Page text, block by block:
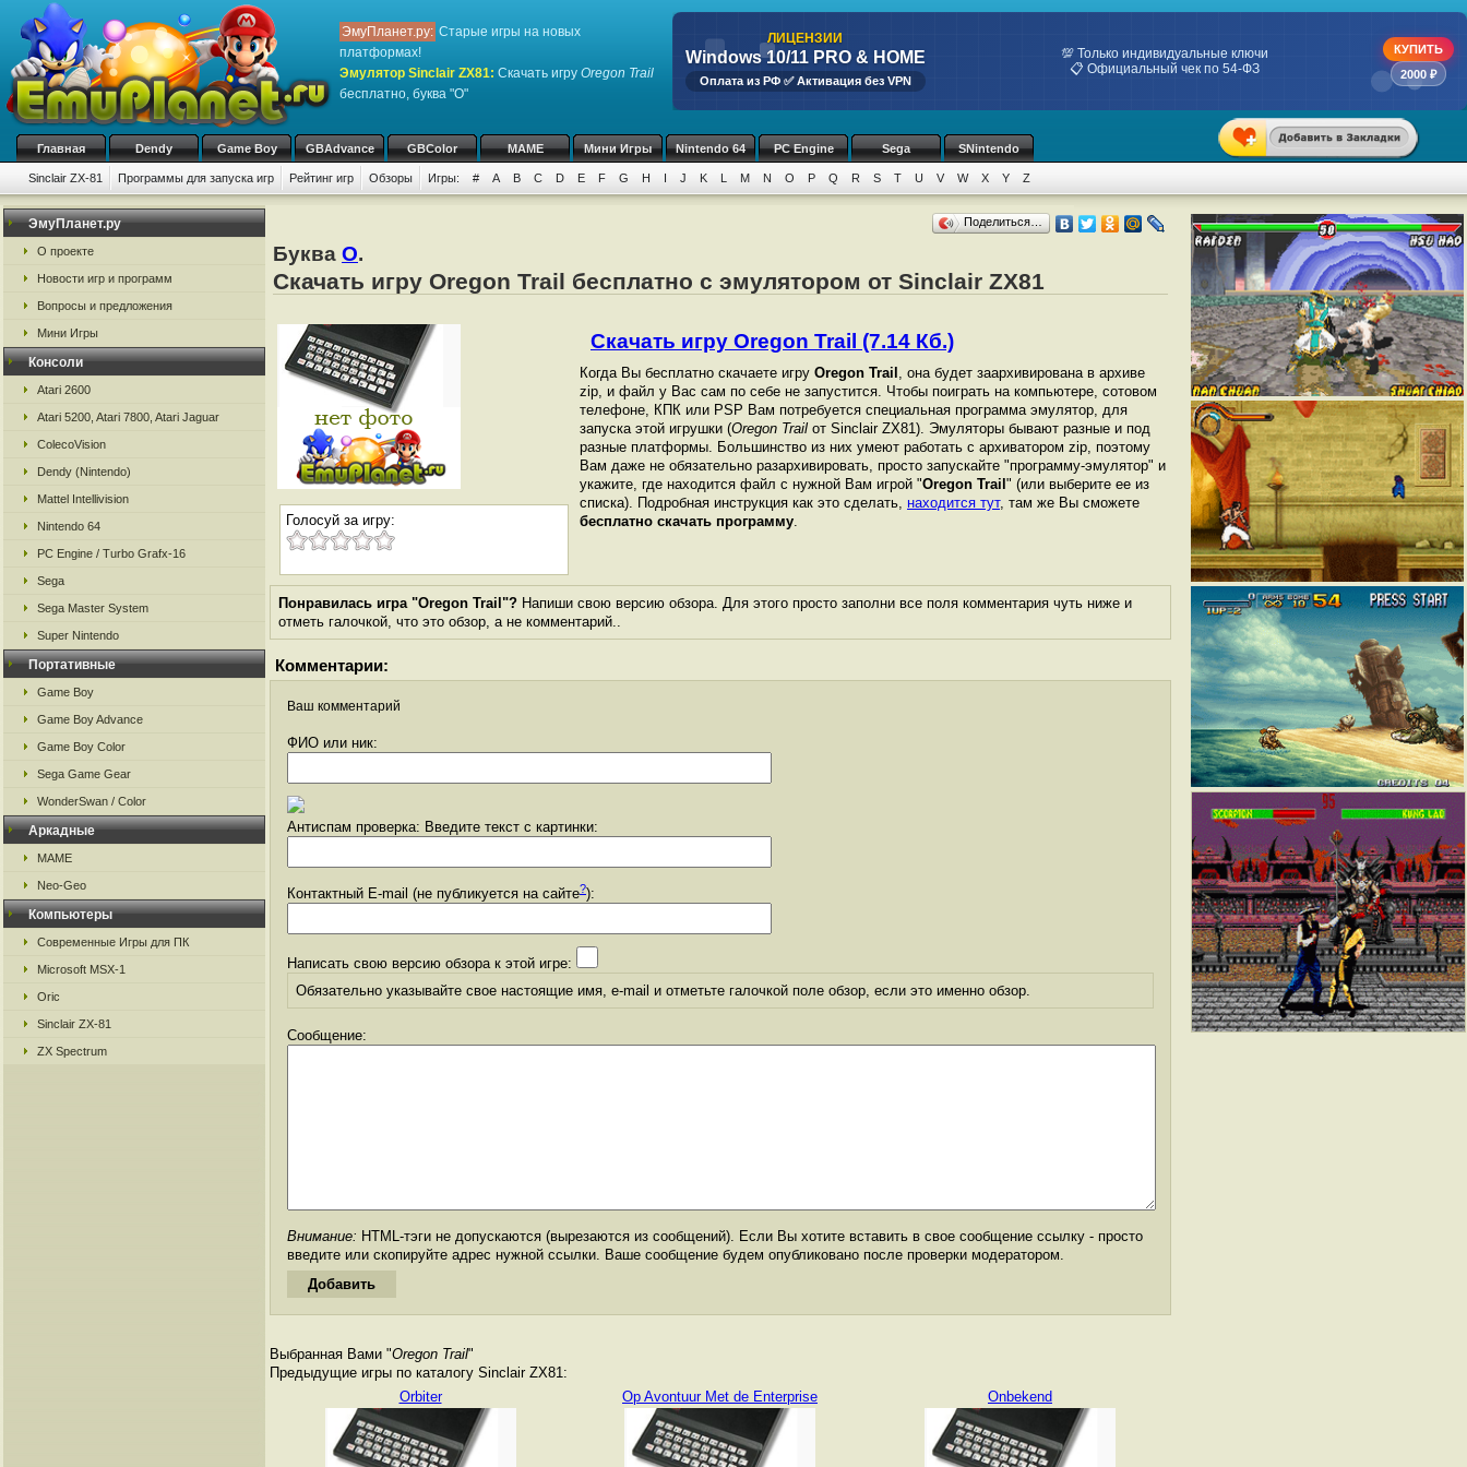
ЭмуПланет.ру: Старые игры на новых
платформах!
Эмулятор Sinclair ZX81: Скачать игру Oregon Trail
бесплатно, буква "O"
ЛИЦЕНЗИИ
Windows 10/11 PRO & HOME
Оплата из РФ ✅ Активация без VPN
💯 Только индивидуальные ключи
📋 Официальный чек по 54-ФЗ
КУПИТЬ
2000 ₽
Главная Dendy Game Boy GBAdvance GBColor MAME Мини Игры Nintendo 64 PC Engine Sega SNintendo
Sinclair ZX-81 Программы для запуска игр Рейтинг игр Обзоры Игры: # A B C D E F G H I J K L M N O P Q R S T U V W X Y Z
ЭмуПланет.ру
О проекте
Новости игр и программ
Вопросы и предложения
Мини Игры
Консоли
Atari 2600
Atari 5200, Atari 7800, Atari Jaguar
ColecoVision
Dendy (Nintendo)
Mattel Intellivision
Nintendo 64
PC Engine / Turbo Grafx-16
Sega
Sega Master System
Super Nintendo
Портативные
Game Boy
Game Boy Advance
Game Boy Color
Sega Game Gear
WonderSwan / Color
Аркадные
MAME
Neo-Geo
Компьютеры
Современные Игры для ПК
Microsoft MSX-1
Oric
Sinclair ZX-81
ZX Spectrum
Поделиться…
Буква O.
Скачать игру Oregon Trail бесплатно с эмулятором от Sinclair ZX81
Голосуй за игру:
Скачать игру Oregon Trail (7.14 Кб.)
Когда Вы бесплатно скачаете игру Oregon Trail , она будет заархивирована в архиве
zip, и файл у Вас сам по себе не запустится. Чтобы поиграть на компьютере, сотовом
телефоне, КПК или PSP Вам потребуется специальная программа эмулятор, для
запуска этой игрушки (Oregon Trail от Sinclair ZX81). Эмуляторы бывают разные и под
разные платформы. Большинство из них умеют работать с архиватором zip, поэтому
Вам даже не обязательно разархивировать, просто запускайте "программу-эмулятор" и
укажите, где находится файл с нужной Вам игрой "Oregon Trail " (или выберите ее из
списка). Подробная инструкция как это сделать, находится тут, там же Вы сможете
бесплатно скачать программу.
Понравилась игра "Oregon Trail"? Напиши свою версию обзора. Для этого просто заполни все поля комментария чуть ниже и
отметь галочкой, что это обзор, а не комментарий..
Комментарии:
Ваш комментарий
ФИО или ник:
Антиспам проверка: Введите текст с картинки:
Контактный E-mail (не публикуется на сайте?):
Написать свою версию обзора к этой игре:
Обязательно указывайте свое настоящие имя, e-mail и отметьте галочкой поле обзор, если это именно обзор.
Сообщение:
Внимание: HTML-тэги не допускаются (вырезаются из сообщений). Если Вы хотите вставить в свое сообщение ссылку - просто
введите или скопируйте адрес нужной ссылки. Ваше сообщение будем опубликовано после проверки модератором.
Выбранная Вами "Oregon Trail"
Предыдущие игры по каталогу Sinclair ZX81:
Orbiter
Op Avontuur Met de Enterprise Onbekend